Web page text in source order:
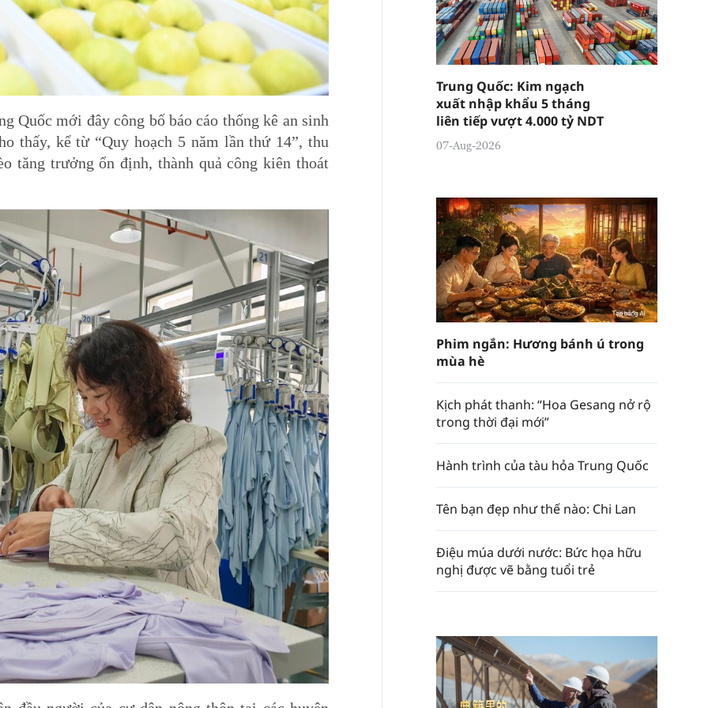
Quốc mới đây công bố báo cáo thống kê an sinh
thấy, kể từ “Quy hoạch 5 năm lần thứ 14”, thu
tăng trưởng ổn định, thành quả công kiên thoát
Trung Quốc: Kim ngạch
xuất nhập khẩu 5 tháng
liên tiếp vượt 4.000 tỷ NDT
07-Aug-2026
Phim ngắn: Hương bánh ú trong
mùa hè
Kịch phát thanh: “Hoa Gesang nở rộ
trong thời đại mới”
Hành trình của tàu hỏa Trung Quốc
Tên bạn đẹp như thế nào: Chi Lan
Điệu múa dưới nước: Bức họa hữu
nghị được vẽ bằng tuổi trẻ